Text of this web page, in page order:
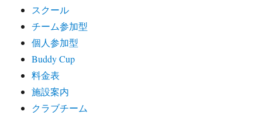
スクール
チーム参加型
個人参加型
Buddy Cup
料金表
施設案内
クラブチーム